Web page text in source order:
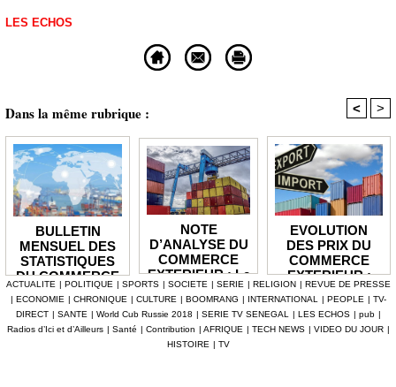
LES ECHOS
Dans la même rubrique : < >
BULLETIN
MENSUEL DES
STATISTIQUES
DU COMMERCE
EXTERIEUR : Le
solde de la
balance
commerciale se
NOTE
D’ANALYSE DU
COMMERCE
EXTERIEUR : Le
déficit de la
balance
commerciale se
réduit en 2025
de 1 935,1
EVOLUTION
DES PRIX DU
COMMERCE
EXTERIEUR :
Les prix des
produits
importés en
hausse de 3,1%
ACTUALITE POLITIQUE SPORTS SOCIETE SERIE RELIGION
REVUE DE PRESSE
ECONOMIE CHRONIQUE CULTURE BOOMRANG INTERNATIONAL PEOPLE
TV-
DIRECT
SANTE World Cub Russie 2018 SERIE TV SENEGAL LES ECHOS pub
Radios d’Ici et d’Ailleurs
Santé Contribution AFRIQUE TECH NEWS VIDEO DU JOUR
HISTOIRE
TV